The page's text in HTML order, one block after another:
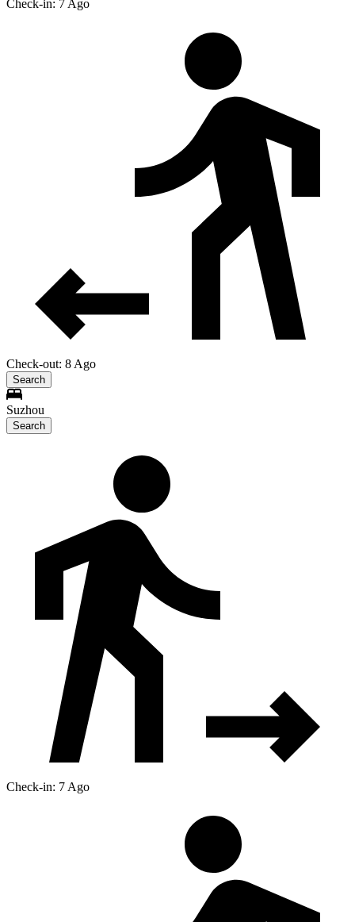
Check-in: 7 Ago
Check-out: 8 Ago
Search
Suzhou
Search
Check-in: 7 Ago